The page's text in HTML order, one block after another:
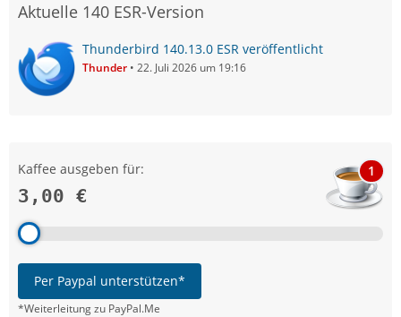
Aktuelle 140 ESR-Version
Thunderbird 140.13.0 ESR veröffentlicht
Thunder 22. Juli 2026 um 19:16
Kaffee ausgeben für:
3,00 €
1
Per Paypal unterstützen*
*Weiterleitung zu PayPal.Me